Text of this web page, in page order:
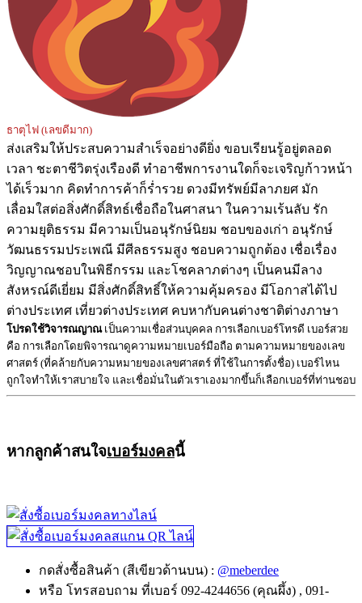
ธาตุไฟ (เลขดีมาก)
ส่งเสริมให้ประสบความสำเร็จอย่างดียิ่ง ขอบเรียนรู้อยู่ตลอด
เวลา ชะตาชีวิตรุ่งเรืองดี ทำอาชีพการงานใดก็จะเจริญก้าวหน้า
ได้เร็วมาก คิดทำการค้าก็ร่ำรวย ดวงมีทรัพย์มีลาภยศ มัก
เลื่อมใสต่อสิ่งศักดิ์สิทธ์เชื่อถือในศาสนา ในความเร้นลับ รัก
ความยุติธรรม มีความเป็นอนุรักษ์นิยม ชอบของเก่า อนุรักษ์
วัฒนธรรมประเพณี มีศีลธรรมสูง ชอบความถูกต้อง เชื่อเรื่อง
วิญญาณชอบในพิธีกรรม และโชคลาภต่างๆ เป็นคนมีลาง
สังหรณ์ดีเยี่ยม มีสิ่งศักดิ์สิทธิ์ให้ความคุ้มครอง มีโอกาสได้ไป
ต่างประเทศ เที่ยวต่างประเทศ คบหากับคนต่างชาติต่างภาษา
โปรดใช้วิจารณญาณเป็นความเชื่อส่วนบุคคล การเลือกเบอร์โทรดี เบอร์สวย
คือ การเลือกโดยพิจารณาดูความหมายเบอร์มือถือ ตามความหมายของเลข
ศาสตร์ (ที่คล้ายกับความหมายของเลขศาสตร์ ที่ใช้ในการตั้งชื่อ) เบอร์ไหน
ถูกใจทำให้เราสบายใจ และเชื่อมั่นในตัวเราเองมากขึ้นก็เลือกเบอร์ที่ท่านชอบ
หากลูกค้าสนใจเบอร์มงคลนี้
กดสั่งซื้อสินค้า (สีเขียวด้านบน) : @meberdee
หรือ โทรสอบถาม ที่เบอร์ 092-4244656 (คุณผึ้ง) , 091-